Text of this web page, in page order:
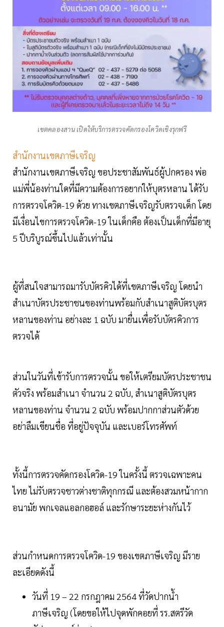
เขตคลองสาน เปิดให้บริการตรวจคัดกรองโควิดเชิงรุกฟรี
สำนักงานเขตภาษีเจริญ
สำนักงานเขตภาษีเจริญ ขอประชาสัมพันธ์ผู้ปกครอง พ่อ
แม่พี่น้องท่านใดที่มีความต้องการอยากให้บุตรหลาน ได้รับ
การตรวจโควิด-19 ด้วย ทางเขตภาษีเจริญรับตรวจเด็ก โดย
มีเงื่อนไขการตรวจโควิด-19 ในเด็กคือ ต้องเป็นเด็กที่มีอายุ
5 ปีบริบูรณ์ขึ้นไปแล้วเท่านั้น
ผู้ที่สนใจสามารถมารับบัตรคิวได้ที่เขตภาษีเจริญ โดยนำ
สำเนาบัตรประชาชนของท่านพร้อมกับสำเนาสูติบัตรบุตร
หลานของท่าน อย่างละ 1 ฉบับ มายื่นเพื่อรับบัตรคิวการ
ตรวจได้
ส่วนในวันที่เข้ารับการตรวจนั้น ขอให้เตรียมบัตรประชาชน
ตัวจริง พร้อมสำเนา จำนวน 2 ฉบับ, สำเนาสูติบัตรบุตร
หลานของท่าน จำนวน 2 ฉบับ พร้อมปากกาส่วนตัวด้วย
อย่าลืมเขียนชื่อ ที่อยู่ปัจจุบัน และเบอร์โทรศัพท์
ทั้งนี้การตรวจคัดกรองโควิด-19 ในครั้งนี้ ตรวจเฉพาะคน
ไทย ไม่รับตรวจชาวต่างชาติทุกกรณี และต้องสวมหน้ากาก
อนามัย พกเจลแอลกอฮอล์ และรักษาระยะห่างกันไว้
ส่วนกำหนดการตรวจโควิด-19 ของเขตภาษีเจริญ มีราย
ละเอียดดังนี้
วันที่ 19 – 22 กรกฎาคม 2564 ที่วัดปากน้ำ
ภาษีเจริญ (โดยขอให้ไปจุดพักคอยที่ รร.สตรีวัด